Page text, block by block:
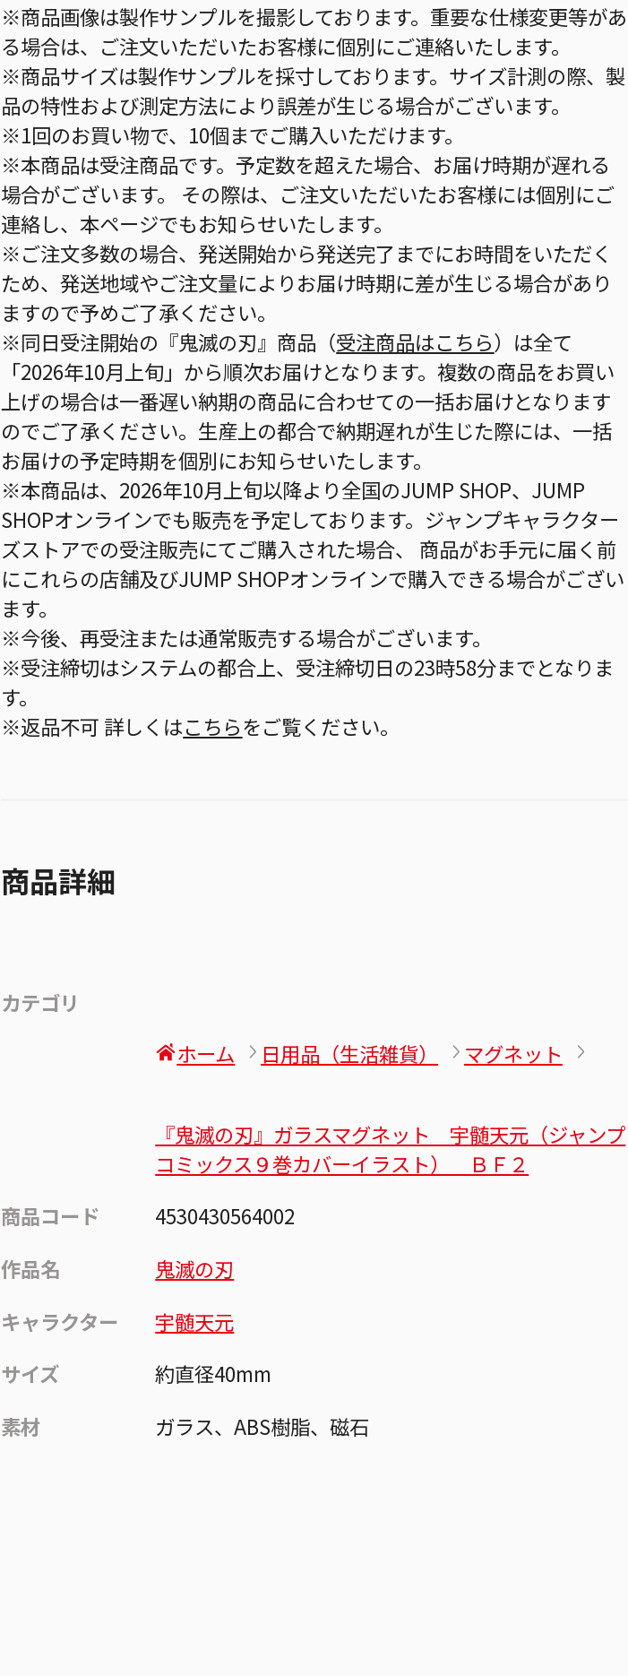
※商品画像は製作サンプルを撮影しております。重要な仕様変更等があ
る場合は、ご注文いただいたお客様に個別にご連絡いたします。
※商品サイズは製作サンプルを採寸しております。サイズ計測の際、製
品の特性および測定方法により誤差が生じる場合がございます。
※1回のお買い物で、10個までご購入いただけます。
※本商品は受注商品です。予定数を超えた場合、お届け時期が遅れる
場合がございます。 その際は、ご注文いただいたお客様には個別にご
連絡し、本ページでもお知らせいたします。
※ご注文多数の場合、発送開始から発送完了までにお時間をいただく
ため、発送地域やご注文量によりお届け時期に差が生じる場合があり
ますので予めご了承ください。
※同日受注開始の『鬼滅の刃』商品（受注商品はこちら）は全て
「2026年10月上旬」から順次お届けとなります。複数の商品をお買い
上げの場合は一番遅い納期の商品に合わせての一括お届けとなります
のでご了承ください。生産上の都合で納期遅れが生じた際には、一括
お届けの予定時期を個別にお知らせいたします。
※本商品は、2026年10月上旬以降より全国のJUMP SHOP、JUMP
SHOPオンラインでも販売を予定しております。ジャンプキャラクター
ズストアでの受注販売にてご購入された場合、 商品がお手元に届く前
にこれらの店舗及びJUMP SHOPオンラインで購入できる場合がござい
ます。
※今後、再受注または通常販売する場合がございます。
※受注締切はシステムの都合上、受注締切日の23時58分までとなりま
す。
※返品不可 詳しくはこちらをご覧ください。
商品詳細
カテゴリ
ホーム
日用品（生活雑貨） マグネット
『鬼滅の刃』ガラスマグネット 宇髄天元（ジャンプ
コミックス９巻カバーイラスト） ＢＦ２
商品コード
4530430564002
作品名
鬼滅の刃
キャラクター
宇髄天元
サイズ
約直径40mm
素材
ガラス、ABS樹脂、磁石